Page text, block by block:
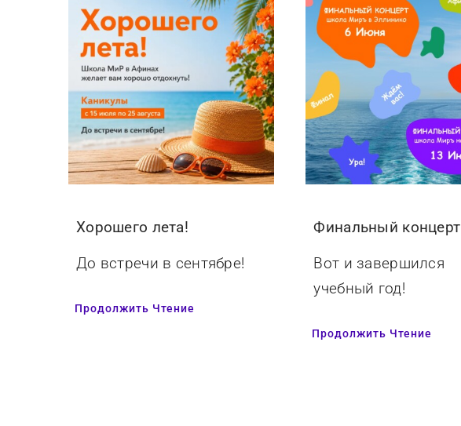
Хорошего лета!
До встречи в сентябре!
Продолжить Чтение
Финальный концерт
Вот и завершился
учебный год!
Продолжить Чтение